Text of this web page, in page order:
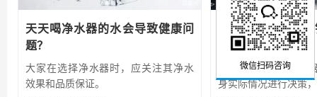
天天喝净水器的水会导致健康问
题？
大家在选择净水器时，应关注其净水
效果和品质保证。
家里装的净水器
不是被坑了?
在选择是否安装净
身实际情况进行决策
微信扫码咨询